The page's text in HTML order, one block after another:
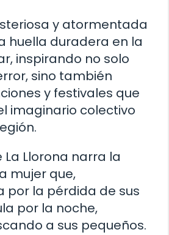
y atormentada
huella duradera en la
inspirando no solo
sino también
y festivales que
imaginario colectivo
La Llorona narra la
mujer que,
por la pérdida de sus
por la noche,
a sus pequeños.